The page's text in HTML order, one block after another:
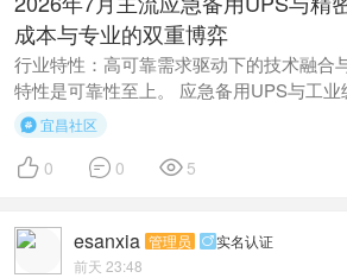
成本与专业的双重博弈
行业特性：高可靠需求驱动下的技术融合
特性是可靠性至上。 应急备用UPS与工业
宜昌社区
 0  0  5
esanxia 管理员 实名认证
前天 23:48